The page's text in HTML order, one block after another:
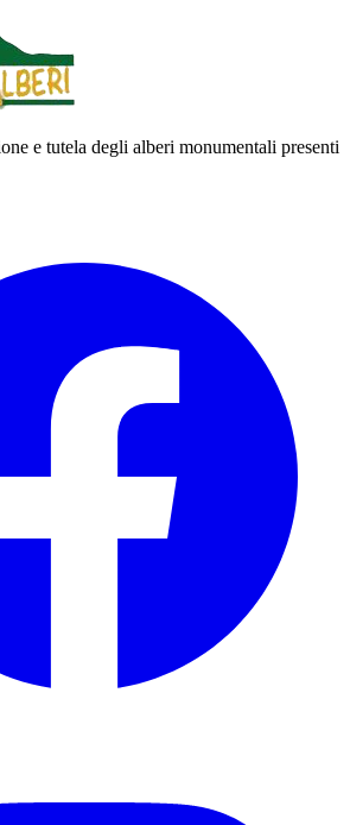
e tutela degli alberi monumentali presenti